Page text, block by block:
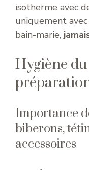
isotherme avec
uniquement
bain-marie,
Hygiène
Importance
biberons,
accessoires